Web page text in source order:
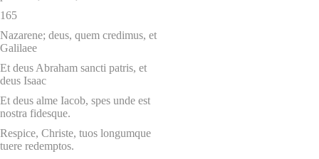
165
Nazarene; deus, quem credimus, et
Galilaee
Et deus Abraham sancti patris, et
deus Isaac
Et deus alme Iacob, spes unde est
nostra fidesque.
Respice, Christe, tuos longumque
tuere redemptos.